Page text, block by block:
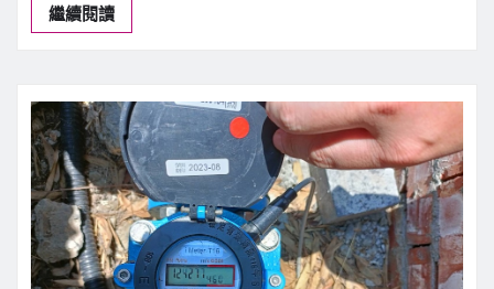
繼續閱讀